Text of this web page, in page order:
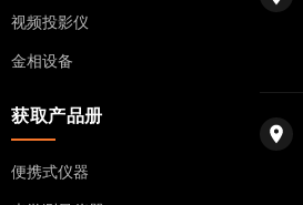
视频投影仪
金相设备
获取产品册
便携式仪器